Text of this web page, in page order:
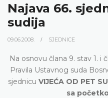
Najava 66.
sudija
09.06.2008. SJEDNICE
Na osnovu člana 9. stav 1. i
Pravila Ustavnog suda
sjednicu VIJEĆA OD PET
sa